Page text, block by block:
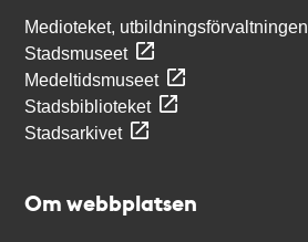
Medioteket, utbildningsförvaltningen
Stadsmuseet
Medeltidsmuseet
Stadsbiblioteket
Stadsarkivet
Om webbplatsen